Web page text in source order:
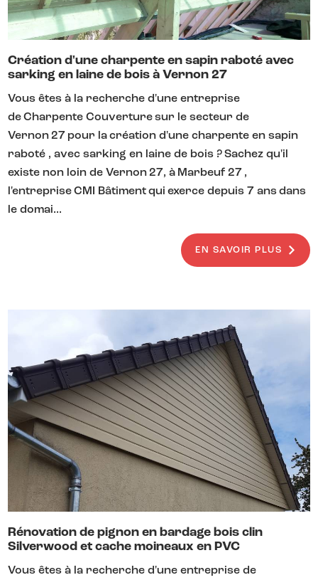
Création d'une charpente en sapin raboté avec
sarking en laine de bois à Vernon 27
Vous êtes à la recherche d'une entreprise
de Charpente Couverture sur le secteur de
Vernon 27 pour la création d'une charpente en sapin
raboté , avec sarking en laine de bois ? Sachez qu'il
existe non loin de Vernon 27, à Marbeuf 27 ,
l'entreprise CMI Bâtiment qui exerce depuis 7 ans dans
le domai...
EN SAVOIR PLUS
Rénovation de pignon en bardage bois clin
Silverwood et cache moineaux en PVC
Vous êtes à la recherche d'une entreprise de